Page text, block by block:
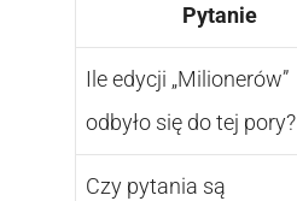
Pytanie
Ile edycji „Milionerów”
odbyło się do tej pory?
Czy pytania są